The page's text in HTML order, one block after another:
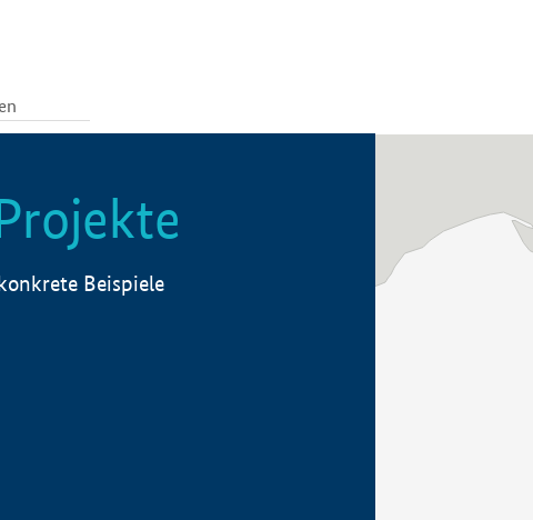
Beispiele